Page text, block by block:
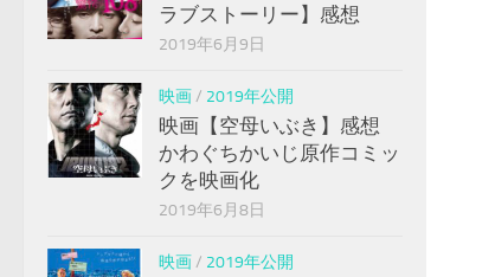
ラブストーリー】感想
2019年6月9日
映画/ 2019年公開
映画【空母いぶき】感想
かわぐちかいじ原作コミッ
クを映画化
2019年6月8日
映画/ 2019年公開